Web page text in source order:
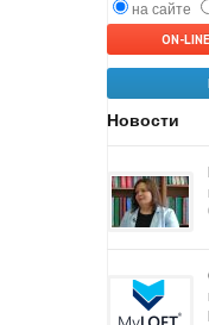
на сайте
ON-
Новости